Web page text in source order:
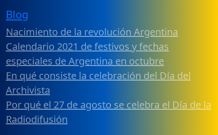
Blog
Nacimiento de la revolución Argentina
Calendario 2021 de festivos y fechas
especiales de Argentina en octubre
En qué consiste la celebración del Día del
Archivista
Por qué el 27 de agosto se celebra el Día de la
Radiodifusión